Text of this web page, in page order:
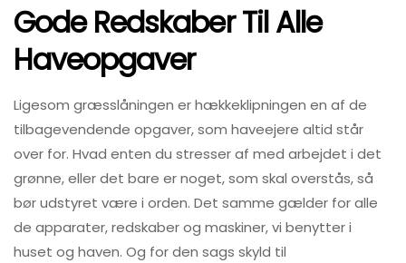
Gode Redskaber Til Alle
Haveopgaver
Ligesom græsslåningen er hækkeklipningen en af de
tilbagevendende opgaver, som haveejere altid står
over for. Hvad enten du stresser af med arbejdet i det
grønne, eller det bare er noget, som skal overstås, så
bør udstyret være i orden. Det samme gælder for alle
de apparater, redskaber og maskiner, vi benytter i
huset og haven. Og for den sags skyld til